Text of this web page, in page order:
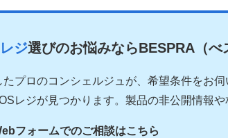
ジ選びのお悩みならBESPRA（べ
たプロのコンシェルジュが、希望条件をお
レジが見つかります。製品の非公開情報
フォームでのご相談はこちら